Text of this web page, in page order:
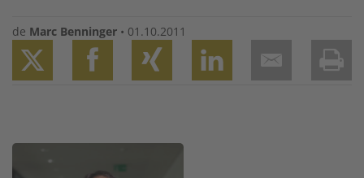
de Marc Benninger • 01.10.2011